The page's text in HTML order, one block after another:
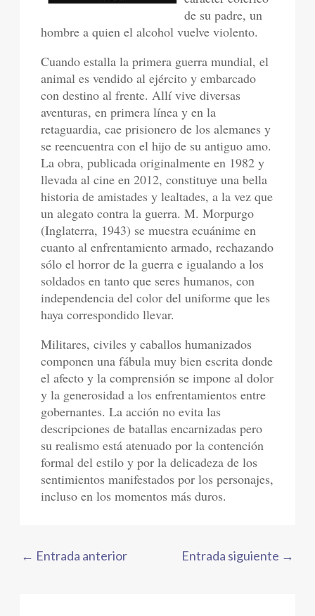
de su padre, un
hombre a quien el alcohol vuelve violento.
Cuando estalla la primera guerra mundial, el
animal es vendido al ejército y embarcado
con destino al frente. Allí vive diversas
aventuras, en primera línea y en la
retaguardia, cae prisionero de los alemanes y
se reencuentra con el hijo de su antiguo amo.
La obra, publicada originalmente en 1982 y
llevada al cine en 2012, constituye una bella
historia de amistades y lealtades, a la vez que
un alegato contra la guerra. M. Morpurgo
(Inglaterra, 1943) se muestra ecuánime en
cuanto al enfrentamiento armado, rechazando
sólo el horror de la guerra e igualando a los
soldados en tanto que seres humanos, con
independencia del color del uniforme que les
haya correspondido llevar.
Militares, civiles y caballos humanizados
componen una fábula muy bien escrita donde
el afecto y la comprensión se impone al dolor
y la generosidad a los enfrentamientos entre
gobernantes. La acción no evita las
descripciones de batallas encarnizadas pero
su realismo está atenuado por la contención
formal del estilo y por la delicadeza de los
sentimientos manifestados por los personajes,
incluso en los momentos más duros.
← Entrada anterior Entrada siguiente →